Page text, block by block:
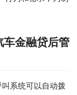
车金融贷后管
系统可以自动拨